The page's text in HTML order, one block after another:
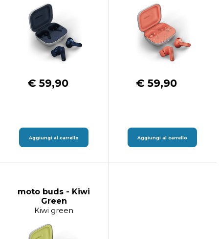
€ 59,90
Aggiungi al carrello
€ 59,90
Aggiungi al carrello
moto buds - Kiwi
Green
Kiwi green